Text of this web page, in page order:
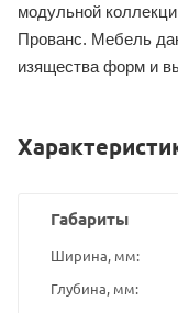
модульной
Прованс. Мебель
изящества форм и
Габариты
Ширина, мм
Глубина, мм